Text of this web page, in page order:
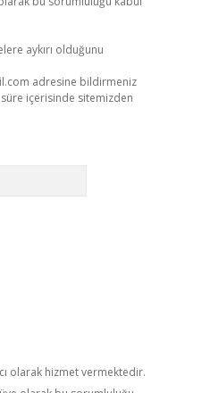
aykırı olduğunu
adresine bildirmeniz
içerisinde sitemizden
olarak hizmet vermektedir.